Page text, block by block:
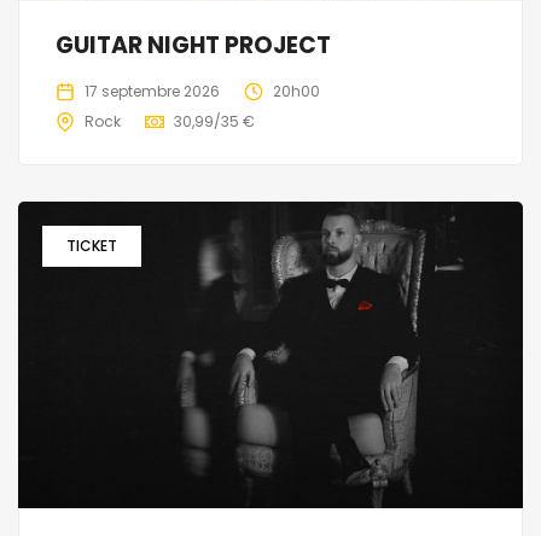
GUITAR NIGHT PROJECT
17 septembre 2026
20h00
Rock
30,99/35 €
TICKET